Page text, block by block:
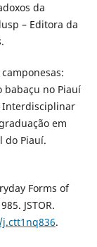
da
– Editora da
babaçu no Piauí
Interdisciplinar
em
do Piauí.
Forms of
JSTOR.
.